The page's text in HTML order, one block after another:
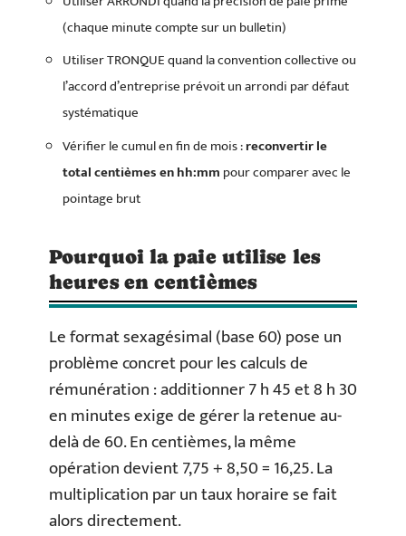
(chaque minute compte sur un bulletin)
Utiliser TRONQUE quand la convention collective ou
l’accord d’entreprise prévoit un arrondi par défaut
systématique
Vérifier le cumul en fin de mois :reconvertir le
total centièmes en hh:mm pour comparer avec le
pointage brut
Pourquoi la paie utilise les
heures en centièmes
Le format sexagésimal (base 60) pose un
problème concret pour les calculs de
rémunération : additionner 7 h 45 et 8 h 30
en minutes exige de gérer la retenue au-
delà de 60. En centièmes, la même
opération devient 7,75 + 8,50 = 16,25. La
multiplication par un taux horaire se fait
alors directement.